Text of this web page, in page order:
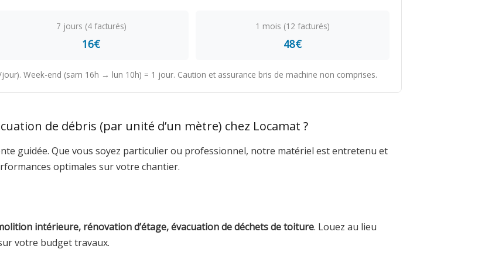
7 jours (4 facturés)
16€
1 mois (12 facturés)
48€
Week-end (sam 16h → lun 10h) = 1 jour. Caution et assurance bris de machine non comprises.
de débris (par unité d’un mètre) chez Locamat ?
guidée. Que vous soyez particulier ou professionnel, notre matériel est entretenu et
optimales sur votre chantier.
intérieure, rénovation d’étage, évacuation de déchets de toiture. Louez au lieu
votre budget travaux.